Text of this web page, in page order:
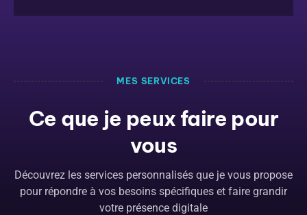
MES SERVICES
Ce que je peux faire pour
vous
Découvrez les services personnalisés que je vous propose
pour répondre à vos besoins spécifiques et faire grandir
votre présence digitale